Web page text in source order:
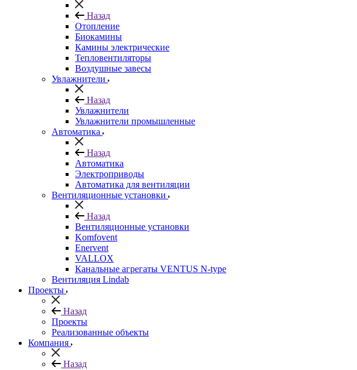
Назад
Отопление
Биокамины
Камины электрические
Тепловентиляторы
Воздушные завесы
Увлажнители
Назад
Увлажнители
Увлажнители промышленные
Автоматика
Назад
Автоматика
Электроприводы
Автоматика для вентиляции
Вентиляционные установки
Назад
Вентиляционные установки
Komfovent
Enervent
VALLOX
Канальные агрегаты VENTUS N-type
Вентиляция Lindab
Проекты
Назад
Проекты
Реализованные объекты
Компания
Назад